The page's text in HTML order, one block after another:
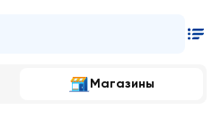
Магазины